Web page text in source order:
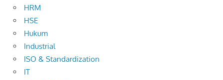
HRM
HSE
Hukum
Industrial
ISO & Standardization
IT